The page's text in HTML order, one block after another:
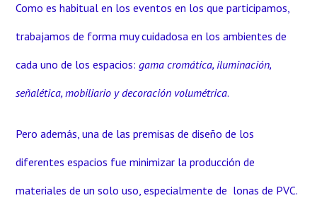
Como es habitual en los eventos en los que participamos,
trabajamos de forma muy cuidadosa en los ambientes de
cada uno de los espacios: gama cromática, iluminación,
señalética, mobiliario y decoración volumétrica.
Pero además, una de las premisas de diseño de los
diferentes espacios fue minimizar la producción de
materiales de un solo uso, especialmente de lonas de PVC.